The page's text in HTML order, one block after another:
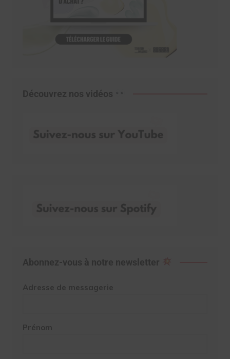
Découvrez nos vidéos
Abonnez-vous à notre newsletter
Adresse de messagerie
Prénom